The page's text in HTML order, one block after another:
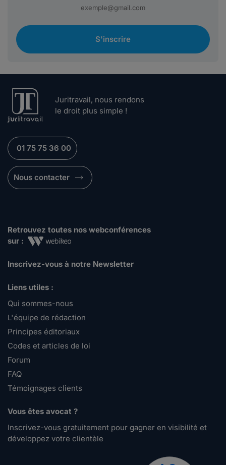
S'inscrire
Juritravail, nous rendons
le droit plus simple !
01 75 75 36 00
Nous contacter
Retrouvez toutes nos webconférences
sur :
Inscrivez-vous à notre Newsletter
Liens utiles :
Qui sommes-nous
L'équipe de rédaction
Principes éditoriaux
Codes et articles de loi
Forum
FAQ
Témoignages clients
Vous êtes avocat ?
Inscrivez-vous gratuitement pour gagner en visibilité et
développez votre clientèle